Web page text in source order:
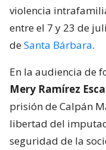
violencia
entre el 7 y 23 de
deSanta Bárbara.
En la audiencia de
Mery Ramírez
prisión de Calpán
libertad del
seguridad de la